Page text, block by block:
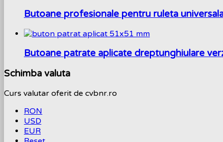
Butoane profesionale pentru ruleta
Butoane patrate aplicate dreptunghiulare
Schimba valuta
Curs valutar oferit de cvbnr.ro
RON
USD
EUR